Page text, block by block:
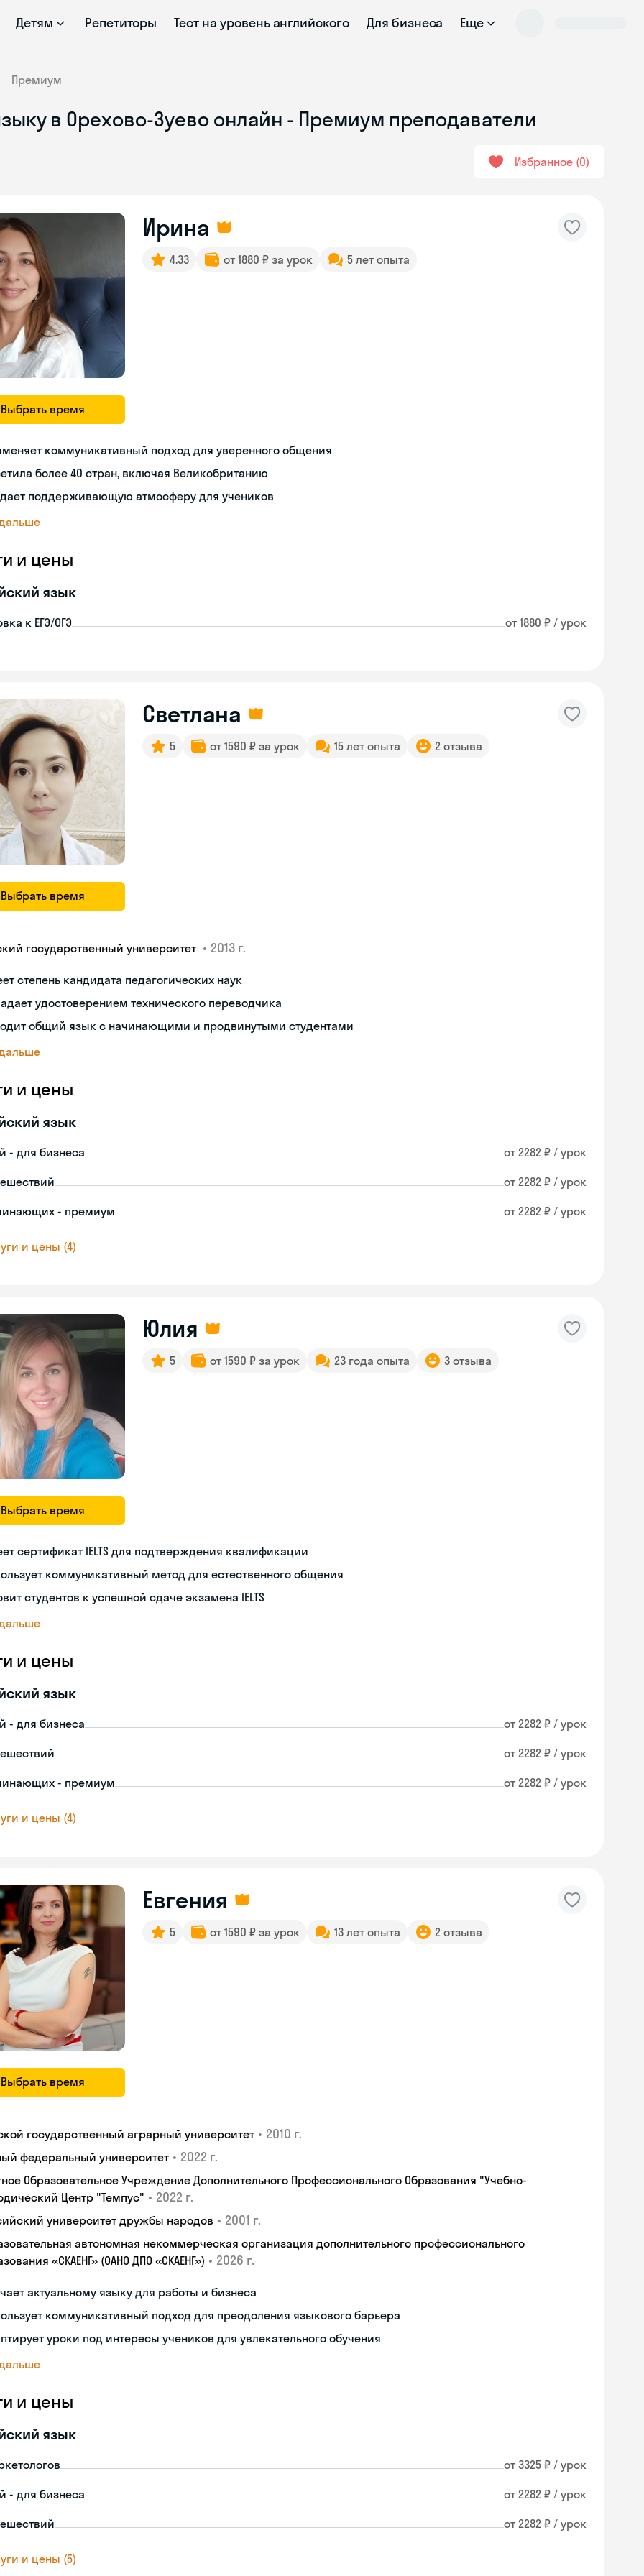
Детям Репетиторы Тест на уровень английского Для бизнеса Еще
Премиум
в Орехово-Зуево онлайн - Премиум преподаватели
Избранное 0
Выбрать время
Ирина
4.33 от 1880 ₽ за урок 5 лет опыта
коммуникативный подход для уверенного общения
более 40 стран, включая Великобританию
поддерживающую атмосферу для учеников
и цены
язык
к ЕГЭ/ОГЭ от 1880 ₽ / урок
Выбрать время
Светлана
5 от 1590 ₽ за урок 15 лет опыта 2 отзыва
государственный университет • 2013 г.
степень кандидата педагогических наук
удостоверением технического переводчика
общий язык с начинающими и продвинутыми студентами
и цены
язык
- для бизнеса от 2282 ₽ / урок
от 2282 ₽ / урок
- премиум от 2282 ₽ / урок
и цены (4)
Выбрать время
Юлия
5 от 1590 ₽ за урок 23 года опыта 3 отзыва
сертификат IELTS для подтверждения квалификации
коммуникативный метод для естественного общения
студентов к успешной сдаче экзамена IELTS
и цены
язык
- для бизнеса от 2282 ₽ / урок
от 2282 ₽ / урок
- премиум от 2282 ₽ / урок
и цены (4)
Выбрать время
Евгения
5 от 1590 ₽ за урок 13 лет опыта 2 отзыва
государственный аграрный университет • 2010 г.
федеральный университет • 2022 г.
Образовательное Учреждение Дополнительного Профессионального Образования "Учебно-
Центр "Темпус" • 2022 г.
университет дружбы народов • 2001 г.
автономная некоммерческая организация дополнительного профессионального
«СКАЕНГ» (ОАНО ДПО «СКАЕНГ») • 2026 г.
актуальному языку для работы и бизнеса
коммуникативный подход для преодоления языкового барьера
уроки под интересы учеников для увлекательного обучения
и цены
язык
от 3325 ₽ / урок
- для бизнеса от 2282 ₽ / урок
от 2282 ₽ / урок
и цены (5)